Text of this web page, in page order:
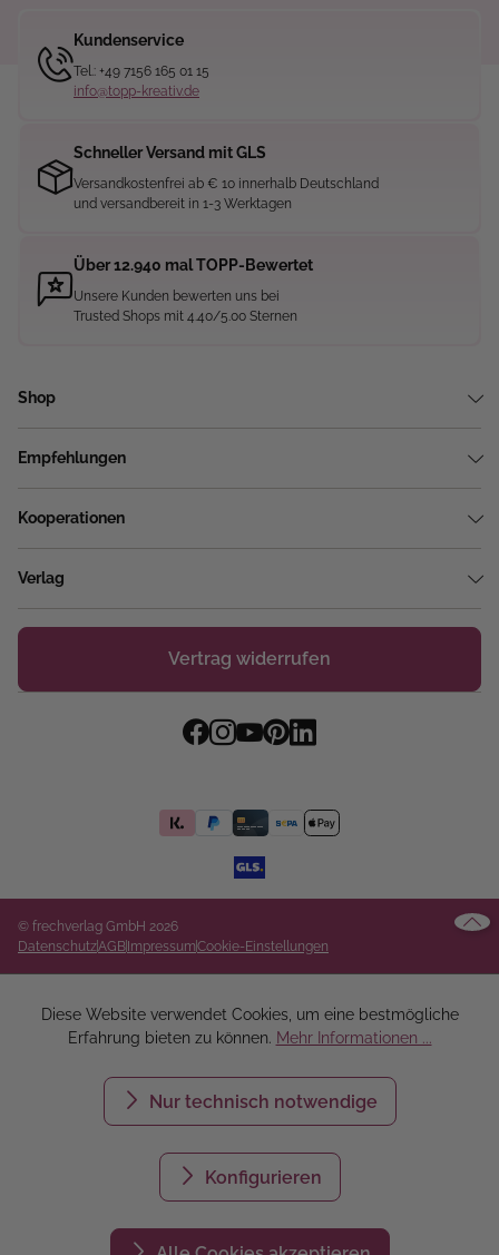
Kundenservice
Tel.: +49 7156 165 01 15
info@topp-kreativ.de
Schneller Versand mit GLS
Versandkostenfrei ab € 10 innerhalb Deutschland
und versandbereit in 1-3 Werktagen
Über 12.940 mal TOPP-Bewertet
Unsere Kunden bewerten uns bei
Trusted Shops mit 4.40/5.00 Sternen
Shop
Empfehlungen
Kooperationen
Verlag
Vertrag widerrufen
© frechverlag GmbH 2026
DatenschutzAGBImpressumCookie-Einstellungen
Diese Website verwendet Cookies, um eine bestmögliche
Erfahrung bieten zu können. Mehr Informationen ...
Nur technisch notwendige
Konfigurieren